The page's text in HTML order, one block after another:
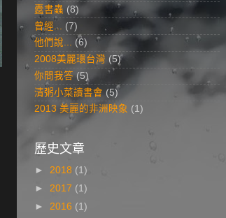
蠹書蟲 (8)
曾經...
(7)
他們說... (6)
2008美麗環台灣 (5)
你問我答 (5)
清粥小菜讀書會 (5)
2013 美麗的非洲映象 (1)
歷史文章
► 2018 (1)
► 2017 (1)
► 2016 (1)